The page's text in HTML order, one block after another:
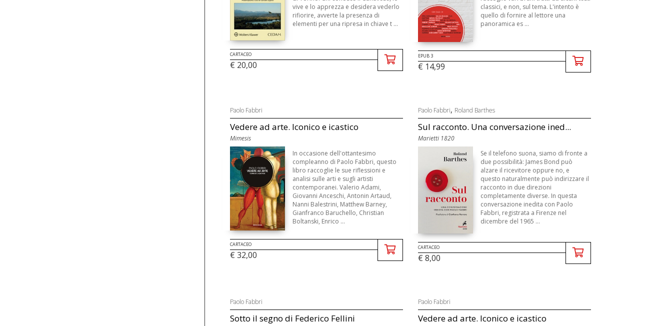
vive e lo apprezza e desidera vederlo
rifiorire, avverte la presenza di
elementi per una ripresa in chiave t ...
CARTACEO
€ 20,00
classici, e non, sul tema. L'intento è
quello di fornire al lettore una
panoramica es ...
EPUB 3
€ 14,99
Paolo Fabbri
Vedere ad arte. Iconico e icastico
Mimesis
In occasione dell'ottantesimo
compleanno di Paolo Fabbri, questo
libro raccoglie le sue riflessioni e
analisi sulle arti e sugli artisti
contemporanei. Valerio Adami,
Giovanni Anceschi, Antonin Artaud,
Nanni Balestrini, Matthew Barney,
Gianfranco Baruchello, Christian
Boltanski, Enrico ...
CARTACEO
€ 32,00
Paolo Fabbri, Roland Barthes
Sul racconto. Una conversazione ined...
Marietti 1820
Se il telefono suona, siamo di fronte a
due possibilità: James Bond può
alzare il ricevitore oppure no, e
questo naturalmente può indirizzare il
racconto in due direzioni
completamente diverse. In questa
conversazione inedita con Paolo
Fabbri, registrata a Firenze nel
dicembre del 1965 ...
CARTACEO
€ 8,00
Paolo Fabbri
Sotto il segno di Federico Fellini
Paolo Fabbri
Vedere ad arte. Iconico e icastico